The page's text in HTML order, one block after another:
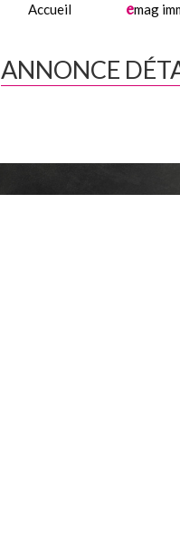
Accueil emag
ANNONCE